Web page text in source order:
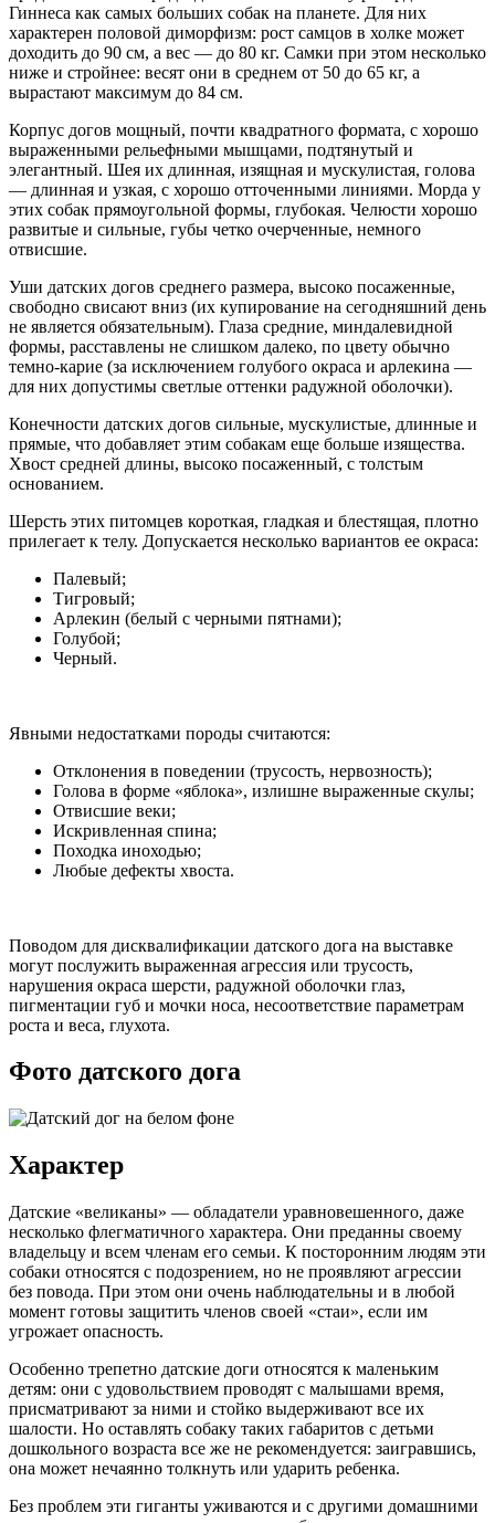
Гиннеса как самых больших собак на планете. Для них
характерен половой диморфизм: рост самцов в холке может
доходить до 90 см, а вес — до 80 кг. Самки при этом несколько
ниже и стройнее: весят они в среднем от 50 до 65 кг, а
вырастают максимум до 84 см.
Корпус догов мощный, почти квадратного формата, с хорошо
выраженными рельефными мышцами, подтянутый и
элегантный. Шея их длинная, изящная и мускулистая, голова
— длинная и узкая, с хорошо отточенными линиями. Морда у
этих собак прямоугольной формы, глубокая. Челюсти хорошо
развитые и сильные, губы четко очерченные, немного
отвисшие.
Уши датских догов среднего размера, высоко посаженные,
свободно свисают вниз (их купирование на сегодняшний день
не является обязательным). Глаза средние, миндалевидной
формы, расставлены не слишком далеко, по цвету обычно
темно-карие (за исключением голубого окраса и арлекина —
для них допустимы светлые оттенки радужной оболочки).
Конечности датских догов сильные, мускулистые, длинные и
прямые, что добавляет этим собакам еще больше изящества.
Хвост средней длины, высоко посаженный, с толстым
основанием.
Шерсть этих питомцев короткая, гладкая и блестящая, плотно
прилегает к телу. Допускается несколько вариантов ее окраса:
Палевый;
Тигровый;
Арлекин (белый с черными пятнами);
Голубой;
Черный.
Явными недостатками породы считаются:
Отклонения в поведении (трусость, нервозность);
Голова в форме «яблока», излишне выраженные скулы;
Отвисшие веки;
Искривленная спина;
Походка иноходью;
Любые дефекты хвоста.
Поводом для дисквалификации датского дога на выставке
могут послужить выраженная агрессия или трусость,
нарушения окраса шерсти, радужной оболочки глаз,
пигментации губ и мочки носа, несоответствие параметрам
роста и веса, глухота.
Фото датского дога
Характер
Датские «великаны» — обладатели уравновешенного, даже
несколько флегматичного характера. Они преданны своему
владельцу и всем членам его семьи. К посторонним людям эти
собаки относятся с подозрением, но не проявляют агрессии
без повода. При этом они очень наблюдательны и в любой
момент готовы защитить членов своей «стаи», если им
угрожает опасность.
Особенно трепетно датские доги относятся к маленьким
детям: они с удовольствием проводят с малышами время,
присматривают за ними и стойко выдерживают все их
шалости. Но оставлять собаку таких габаритов с детьми
дошкольного возраста все же не рекомендуется: заигравшись,
она может нечаянно толкнуть или ударить ребенка.
Без проблем эти гиганты уживаются и с другими домашними